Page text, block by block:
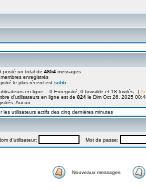
posté un total de 4854 messages
membres enregistrés
le plus récent est scbb
en ligne :: 0 Enregistré, 0 Invisible et 18 Invités [
d'utilisateurs en ligne est de 824 le Dim Oct 26, 2025
Aucun
les utilisateurs actifs des cinq dernières minutes
d'utilisateur: Mot de passe:
Nouveaux messages